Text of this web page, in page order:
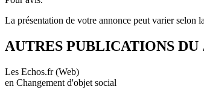
La présentation de votre annonce peut varier selon
AUTRES PUBLICATIONS DU
Les Echos.fr (Web)
en Changement d'objet social